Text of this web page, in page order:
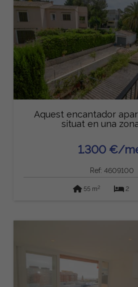
Aquest encantador
situat en una
1.300 €/
Ref: 4609100
55 m2 2